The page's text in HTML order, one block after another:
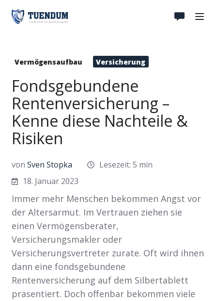
Vermögensaufbau Versicherung
Fondsgebundene
Rentenversicherung –
Kenne diese Nachteile &
Risiken
von Sven Stopka
Lesezeit: 5 min
18. Januar 2023
Immer mehr Menschen bekommen Angst vor
der Altersarmut. Im Vertrauen ziehen sie
einen Vermögensberater,
Versicherungsmakler oder
Versicherungsvertreter zurate. Oft wird ihnen
dann eine fondsgebundene
Rentenversicherung auf dem Silbertablett
präsentiert. Doch offenbar bekommen viele